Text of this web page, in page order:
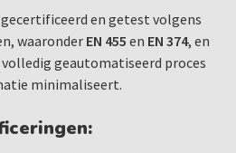
en getest volgens
waaronder EN 455 en EN 374, en
geautomatiseerd proces
minimaliseert.